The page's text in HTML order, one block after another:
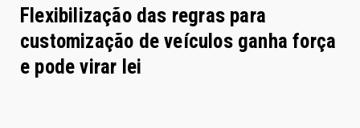
Flexibilização das regras para
customização de veículos ganha força
e pode virar lei